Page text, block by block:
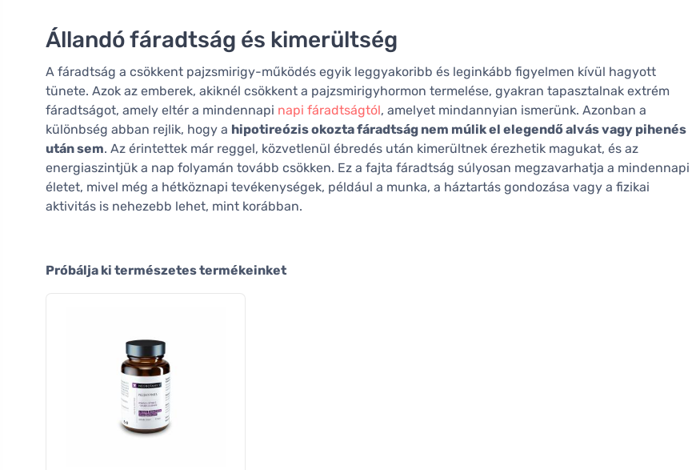
Állandó fáradtság és kimerültség
A fáradtság a csökkent pajzsmirigy-működés egyik leggyakoribb és leginkább figyelmen kívül hagyott
tünete. Azok az emberek, akiknél csökkent a pajzsmirigyhormon termelése, gyakran tapasztalnak extrém
fáradtságot, amely eltér a mindennapi napi fáradtságtól, amelyet mindannyian ismerünk. Azonban a
különbség abban rejlik, hogy a hipotireózis okozta fáradtság nem múlik el elegendő alvás vagy pihenés
után sem. Az érintettek már reggel, közvetlenül ébredés után kimerültnek érezhetik magukat, és az
energiaszintjük a nap folyamán tovább csökken. Ez a fajta fáradtság súlyosan megzavarhatja a mindennapi
életet, mivel még a hétköznapi tevékenységek, például a munka, a háztartás gondozása vagy a fizikai
aktivitás is nehezebb lehet, mint korábban.
Próbálja ki természetes termékeinket